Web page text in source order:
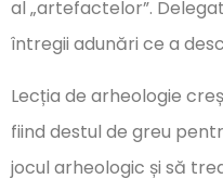
al „artefactelor”.
întregii adunări ce a
Lecția de arheologie
fiind destul de greu
jocul arheologic și să